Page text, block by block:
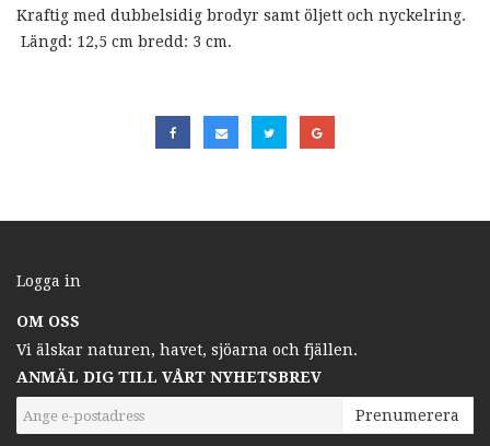
Kraftig med dubbelsidig brodyr samt öljett och nyckelring.
Längd: 12,5 cm bredd: 3 cm.
Logga in
OM OSS
Vi älskar naturen, havet, sjöarna och fjällen.
ANMÄL DIG TILL VÅRT NYHETSBREV
Prenumerera